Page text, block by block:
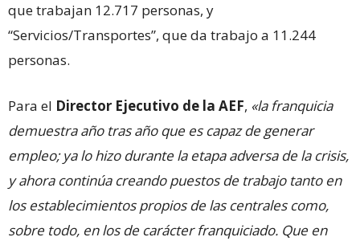
que trabajan 12.717 personas, y
“Servicios/Transportes”, que da trabajo a 11.244
personas.
Para el Director Ejecutivo de la AEF, «la franquicia
demuestra año tras año que es capaz de generar
empleo; ya lo hizo durante la etapa adversa de la crisis,
y ahora continúa creando puestos de trabajo tanto en
los establecimientos propios de las centrales como,
sobre todo, en los de carácter franquiciado. Que en